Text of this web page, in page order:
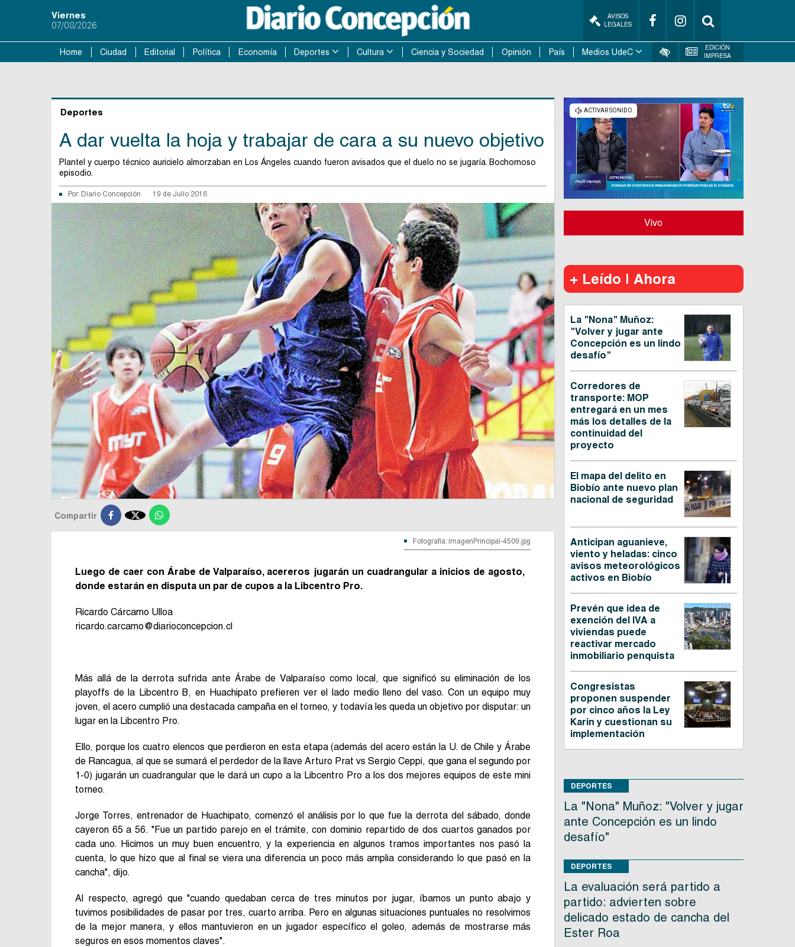
Viernes
07/08/2026
AVISOS
LEGALES
Home Ciudad Editorial Política Economía Deportes Cultura Ciencia y Sociedad Opinión País Medios UdeC
EDICIÓN
IMPRESA
Deportes
A dar vuelta la hoja y trabajar de cara a su nuevo objetivo
Plantel y cuerpo técnico auricielo almorzaban en Los Ángeles cuando fueron avisados que el duelo no se jugaría. Bochornoso
episodio.
Por: Diario Concepción 19 de Julio 2016
Compartir 
Fotografía: imagenPrincipal-4509.jpg
Luego de caer con Árabe de Valparaíso, acereros jugarán un cuadrangular a inicios de agosto,
donde estarán en disputa un par de cupos a la Libcentro Pro.
Ricardo Cárcamo Ulloa
ricardo.carcamo@diarioconcepcion.cl
Más allá de la derrota sufrida ante Árabe de Valparaíso como local, que significó su eliminación de los
playoffs de la Libcentro B, en Huachipato prefieren ver el lado medio lleno del vaso. Con un equipo muy
joven, el acero cumplió una destacada campaña en el torneo, y todavía les queda un objetivo por disputar: un
lugar en la Libcentro Pro.
Ello, porque los cuatro elencos que perdieron en esta etapa (además del acero están la U. de Chile y Árabe
de Rancagua, al que se sumará el perdedor de la llave Arturo Prat vs Sergio Ceppi, que gana el segundo por
1-0) jugarán un cuadrangular que le dará un cupo a la Libcentro Pro a los dos mejores equipos de este mini
torneo.
Jorge Torres, entrenador de Huachipato, comenzó el análisis por lo que fue la derrota del sábado, donde
cayeron 65 a 56. "Fue un partido parejo en el trámite, con dominio repartido de dos cuartos ganados por
cada uno. Hicimos un muy buen encuentro, y la experiencia en algunos tramos importantes nos pasó la
cuenta, lo que hizo que al final se viera una diferencia un poco más amplia considerando lo que pasó en la
cancha", dijo.
Al respecto, agregó que "cuando quedaban cerca de tres minutos por jugar, íbamos un punto abajo y
tuvimos posibilidades de pasar por tres, cuarto arriba. Pero en algunas situaciones puntuales no resolvimos
de la mejor manera, y ellos mantuvieron en un jugador específico el goleo, además de mostrarse más
seguros en esos momentos claves".
Vivo
+ Leído | Ahora
La "Nona" Muñoz:
"Volver y jugar ante
Concepción es un lindo
desafío"
Corredores de
transporte: MOP
entregará en un mes
más los detalles de la
continuidad del
proyecto
El mapa del delito en
Biobío ante nuevo plan
nacional de seguridad
Anticipan aguanieve,
viento y heladas: cinco
avisos meteorológicos
activos en Biobío
Prevén que idea de
exención del IVA a
viviendas puede
reactivar mercado
inmobiliario penquista
Congresistas
proponen suspender
por cinco años la Ley
Karin y cuestionan su
implementación
DEPORTES
La "Nona" Muñoz: "Volver y jugar
ante Concepción es un lindo
desafío"
DEPORTES
La evaluación será partido a
partido: advierten sobre
delicado estado de cancha del
Ester Roa